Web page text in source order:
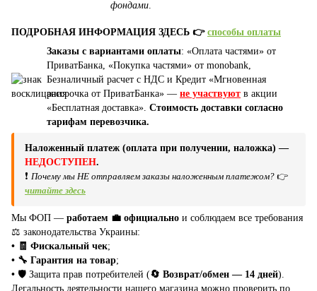
фондами
ПОДРОБНАЯ ИНФОРМАЦИЯ ЗДЕСЬ 👉 способы оплаты
Заказы с вариантами оплаты: «Оплата частями» от
ПриватБанка, «Покупка частями» от monobank,
Безналичный расчет с НДС и Кредит «Мгновенная
рассрочка от ПриватБанка» — не участвуют в акции
«Бесплатная доставка». Стоимость доставки согласно
тарифам перевозчика.
Наложенный платеж (оплата при получении, наложка) —
НЕДОСТУПЕН.
❗ Почему мы НЕ отправляем заказы наложенным платежом? 👉
читайте здесь
Мы ФОП — работаем 💼 официально и соблюдаем все требования
⚖️ законодательства Украины:
• 🧾 Фискальный чек;
• 🔧 Гарантия на товар;
• 🛡️ Защита прав потребителей (🔄 Возврат/обмен — 14 дней).
Легальность деятельности нашего магазина можно проверить по